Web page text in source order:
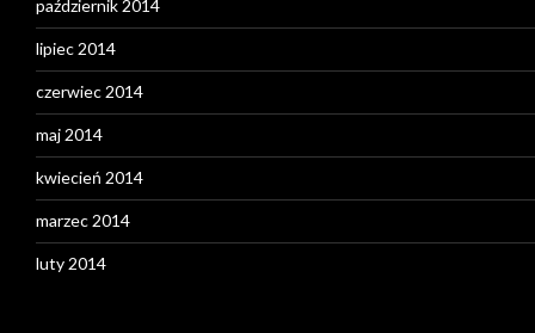
październik 2014
lipiec 2014
czerwiec 2014
maj 2014
kwiecień 2014
marzec 2014
luty 2014